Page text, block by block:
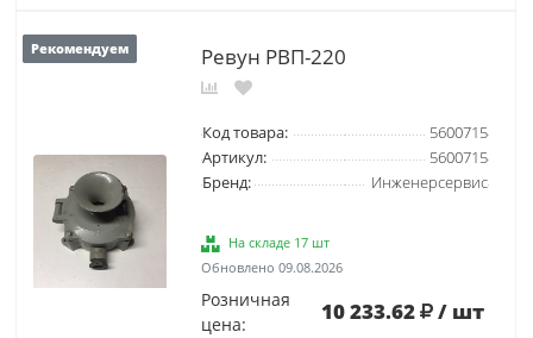
Рекомендуем Ревун РВП-220
Код товара:
5600715
Артикул:
5600715
Бренд:
Инженерсервис
На складе 17 шт
Обновлено 09.08.2026
Розничная
цена:
10 233.62 / шт